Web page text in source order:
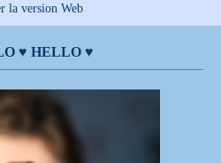
la version Web
♥ HELLO ♥